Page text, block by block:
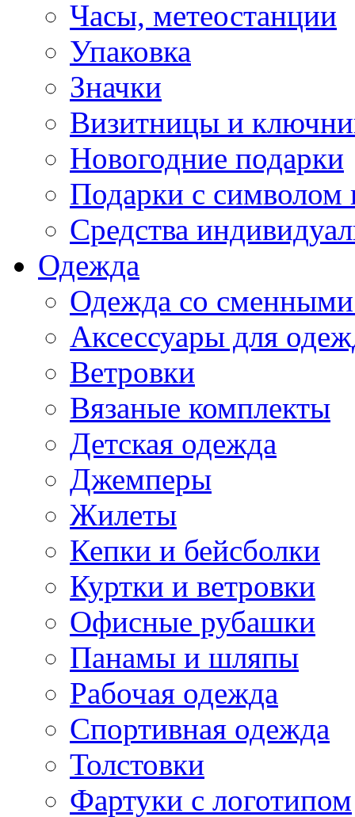
Часы, метеостанции
Упаковка
Значки
Визитницы и
Новогодние подарки
Подарки с символом
Средства
Одежда
Одежда со сменными
Аксессуары для
Ветровки
Вязаные комплекты
Детская одежда
Джемперы
Жилеты
Кепки и бейсболки
Куртки и ветровки
Офисные рубашки
Панамы и шляпы
Рабочая одежда
Спортивная одежда
Толстовки
Фартуки с логотипом